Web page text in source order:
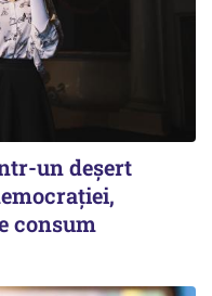
un deșert
consum